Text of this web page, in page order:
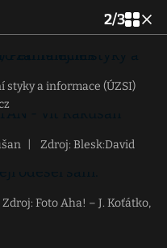
2/3
styky a informace (ÚZSI)
Zdroj: Blesk:David
Zdroj: Foto Aha! – J. Koťátko,